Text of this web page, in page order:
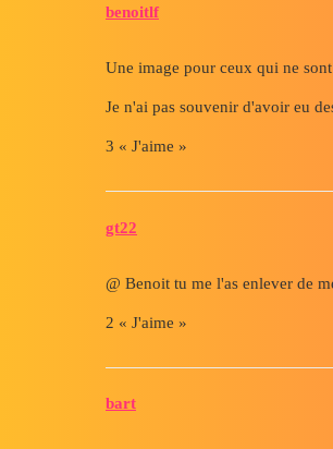
benoitlf
Une image pour ceux qui ne sont
Je n'ai pas souvenir d'avoir eu
3 « J'aime »
gt22
@ Benoit tu me l'as enlever de
2 « J'aime »
bart